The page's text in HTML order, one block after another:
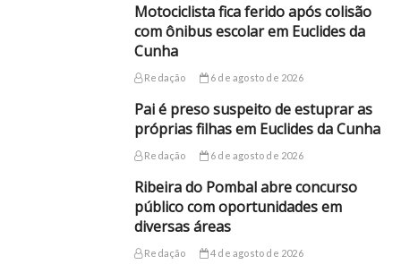
Motociclista fica ferido após colisão
com ônibus escolar em Euclides da
Cunha
Redação 6 de agosto de 2026
Pai é preso suspeito de estuprar as
próprias filhas em Euclides da Cunha
Redação 6 de agosto de 2026
Ribeira do Pombal abre concurso
público com oportunidades em
diversas áreas
Redação 4 de agosto de 2026